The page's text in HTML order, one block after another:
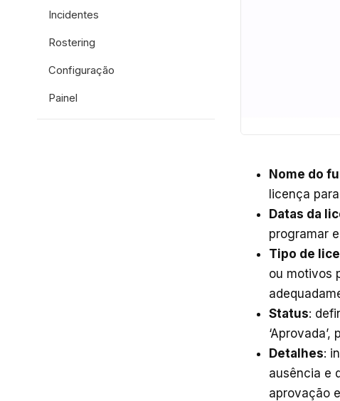
Incidentes
Rostering
Configuração
Painel
Nome do
licença
Datas da
programar
Tipo de
ou motivos
Status:
Detalhes:
ausência e
aprovação